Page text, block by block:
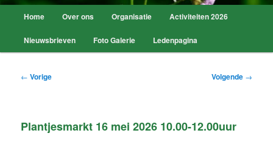
Hoofdmenu
Home Over ons Organisatie Activiteiten 2026
Nieuwsbrieven Foto Galerie Ledenpagina
Bericht
← Vorige Volgende →
Plantjesmarkt 16 mei 2026 10.00-12.00uur